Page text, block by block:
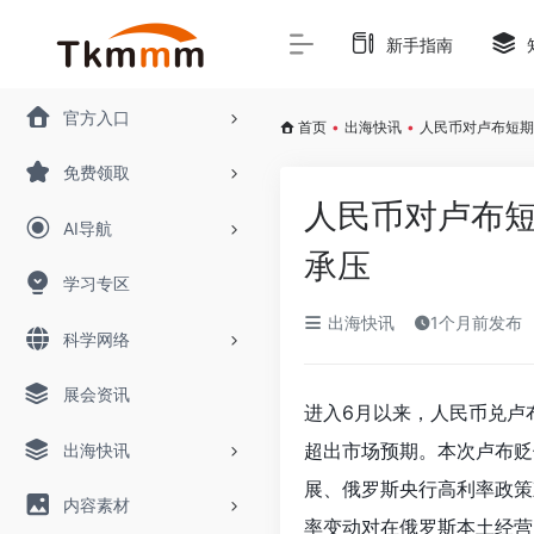
官方入口
免费领取
AI导航
学习专区
科学网络
展会资讯
出海快讯
内容素材
新手指南
首页 • 出海快讯 • 人民币对卢布短
人民币对卢布
承压
出海快讯 1个月前发布
进入6月以来，人民币兑卢
超出市场预期。本次卢布
展、俄罗斯央行高利率政
率变动对在俄罗斯本土经